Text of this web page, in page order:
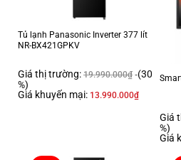
Tủ lạnh Panasonic Inverter 377 lít
NR-BX421GPKV
Giá thị trường: 19.990.000₫ (30
%)
Giá khuyến mại: 13.990.000₫
Giá
%)
Giá